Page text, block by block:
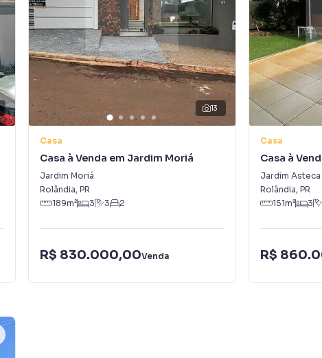
13
Casa
Casa à Venda em Jardim Moriá
Jardim Moriá
Rolândia, PR
189m² 3 3 2
R$ 830.000,00Venda
Casa
Casa à
Jardim Asteca
Rolândia, PR
151m² 3
R$